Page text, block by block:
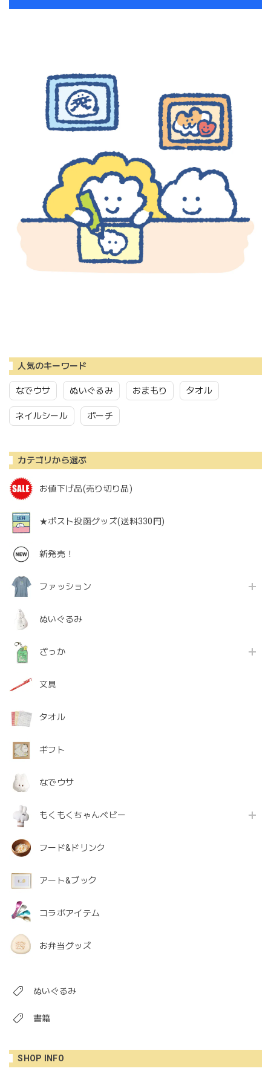
人気のキーワード
なでウサ ぬいぐるみ おまもり タオル
ネイルシール ポーチ
カテゴリから選ぶ
お値下げ品(売り切り品)
★ポスト投函グッズ(送料330円)
新発売！
ファッション
ぬいぐるみ
ざっか
文具
タオル
ギフト
なでウサ
もくもくちゃんベビー
フード&ドリンク
アート&ブック
コラボアイテム
お弁当グッズ
ぬいぐるみ
書籍
SHOP INFO